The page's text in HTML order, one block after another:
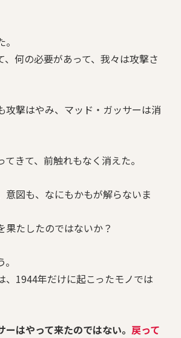
、何の必要があって、我々は攻撃さ
攻撃はやみ、マッド・ガッサーは消
きて、前触れもなく消えた。
意図も、なにもかもが解らないま
果たしたのではないか？
、1944年だけに起こったモノでは
ーはやって来たのではない。 戻って